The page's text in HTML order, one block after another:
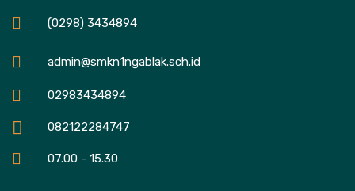
(0298) 3434894
admin@smkn1ngablak.sch.id
02983434894
082122284747
07.00 - 15.30